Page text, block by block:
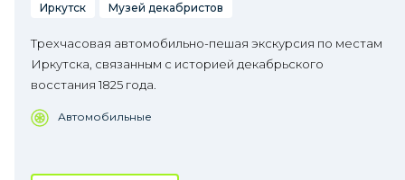
Иркутск Музей декабристов
Трехчасовая автомобильно-пешая экскурсия по местам
Иркутска, связанным с историей декабрьского
восстания 1825 года.
Автомобильные